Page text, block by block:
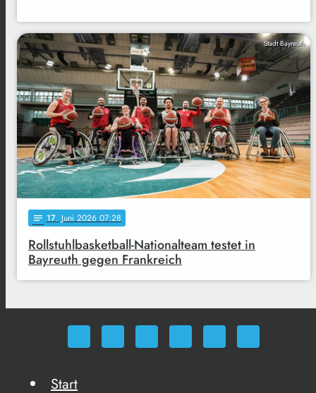
Stadt Bayreuth
notes 17. Juni 2026 07:28
Rollstuhlbasketball-Nationalteam testet in
Bayreuth gegen Frankreich
Start